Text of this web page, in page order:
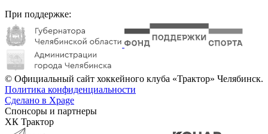
При поддержке:
© Официальный сайт хоккейного клуба «Трактор» Челябинск.
Политика конфиденциальности
Сделано в Xpage
Спонсоры и партнеры
ХК Трактор